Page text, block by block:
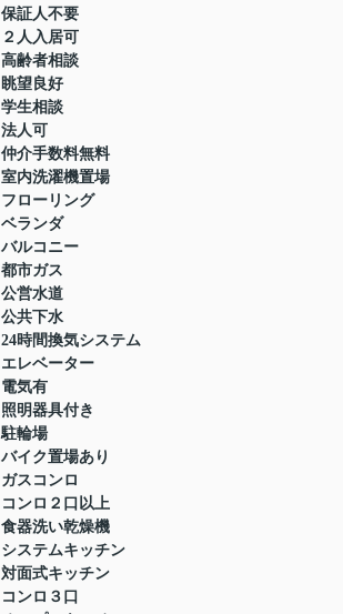
保証人不要
２人入居可
高齢者相談
眺望良好
学生相談
法人可
仲介手数料無料
室内洗濯機置場
フローリング
ベランダ
バルコニー
都市ガス
公営水道
公共下水
24時間換気システム
エレベーター
電気有
照明器具付き
駐輪場
バイク置場あり
ガスコンロ
コンロ２口以上
食器洗い乾燥機
システムキッチン
対面式キッチン
コンロ３口